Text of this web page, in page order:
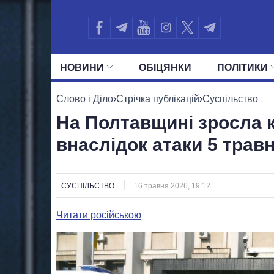
НОВИНИ ОБIЦЯНКИ ПОЛIТИКИ
УСІ ПОЛІТИКИ ПРЕЗИДЕНТ І ОФІС
Слово і Діло›Стрічка публікацій›Суспільство
На Полтавщині зросла
внаслідок атаки 5
СУСПІЛЬСТВО 16 травня 2026, 19:12
Читати російською